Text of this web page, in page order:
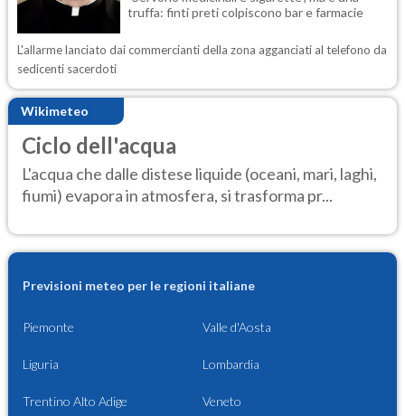
truffa: finti preti colpiscono bar e farmacie
L'allarme lanciato dai commercianti della zona agganciati al telefono da
sedicenti sacerdoti
Wikimeteo
Ciclo dell'acqua
L'acqua che dalle distese liquide (oceani, mari, laghi,
fiumi) evapora in atmosfera, si trasforma pr...
Previsioni meteo per le regioni italiane
Piemonte Valle d'Aosta
Liguria Lombardia
Trentino Alto Adige Veneto